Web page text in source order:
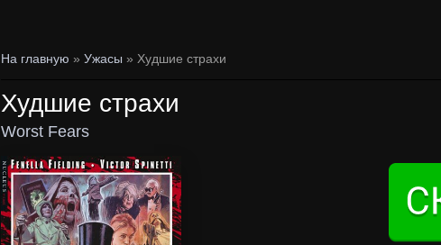
На главную » Ужасы » Худшие страхи
Худшие страхи
Worst Fears